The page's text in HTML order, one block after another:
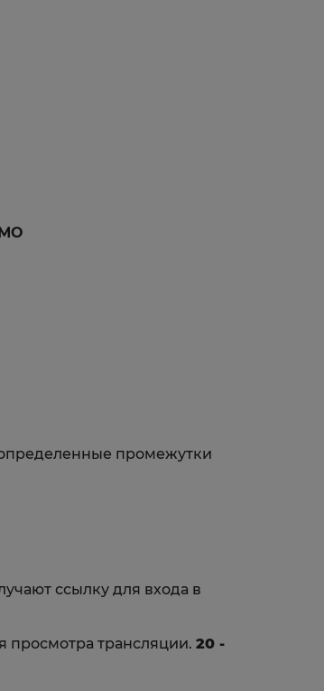
промежутки
ссылку для входа в
просмотра трансляции. 20 -